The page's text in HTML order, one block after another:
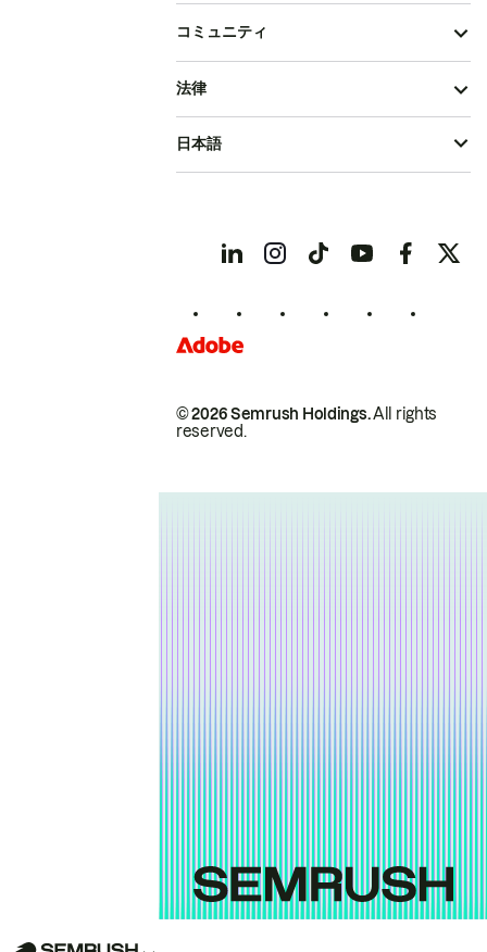
コミュニティ
© 2026 Semrush Holdings.All rights
reserved.
法律
日本語